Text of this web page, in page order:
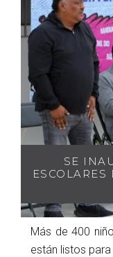
SE
Más de 400
están listos